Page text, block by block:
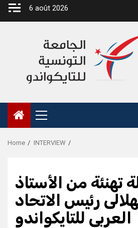
Skip
6 août 2026
Primary
Menu
Home INTERVIEW
تهنئة من الأستاذ
رئيس الاتحاد
العربى للتايكواندو